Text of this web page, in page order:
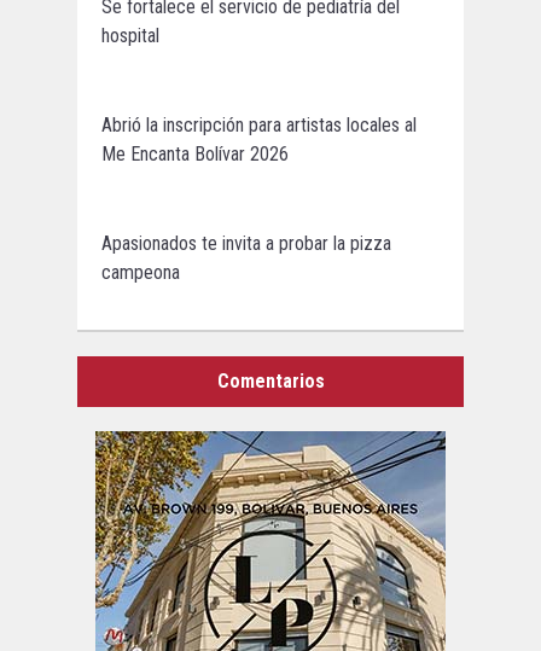
Se fortalece el servicio de pediatría del
hospital
Abrió la inscripción para artistas locales al
Me Encanta Bolívar 2026
Apasionados te invita a probar la pizza
campeona
Comentarios